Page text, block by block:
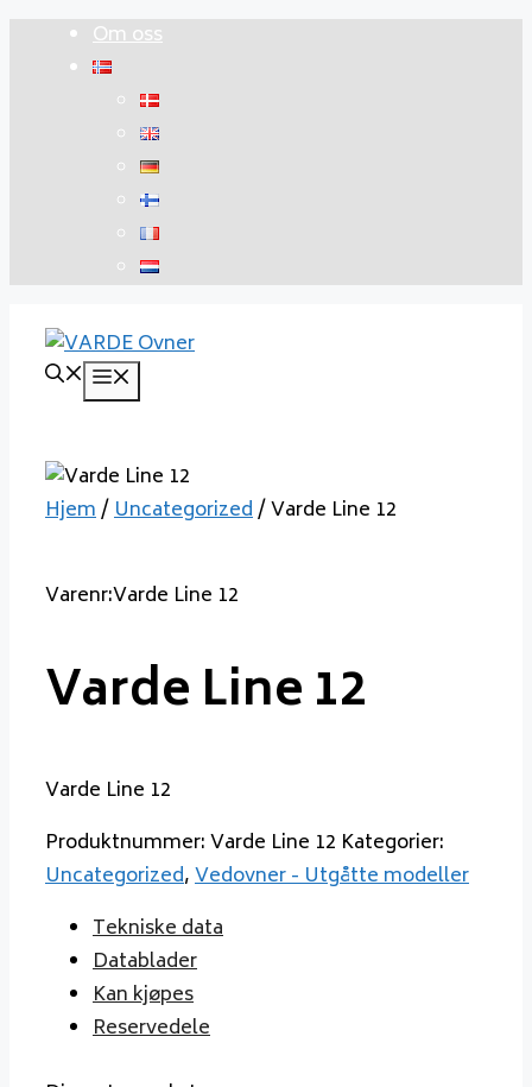
Om oss
Hjem/Uncategorized/ Varde Line 12
Varenr:Varde Line 12
Varde Line 12
Varde Line 12
Produktnummer:Varde Line 12 Kategorier:
Uncategorized,Vedovner - Utgåtte modeller
Tekniske data
Datablader
Kan kjøpes
Reservedele